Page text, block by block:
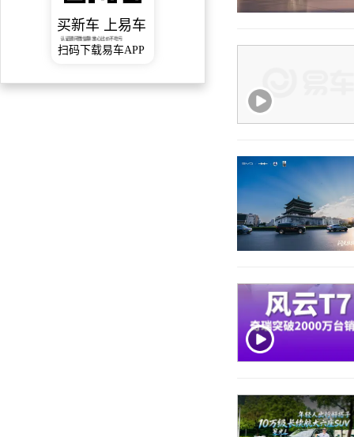
买新车 上易车
认证顾问微信聊 放心比价不吃亏
扫码下载易车APP